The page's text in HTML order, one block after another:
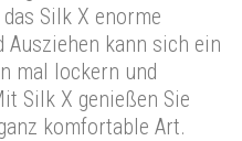
Silk X enorme
Ausziehen kann sich ein
mal lockern und
Silk X genießen Sie
komfortable Art.